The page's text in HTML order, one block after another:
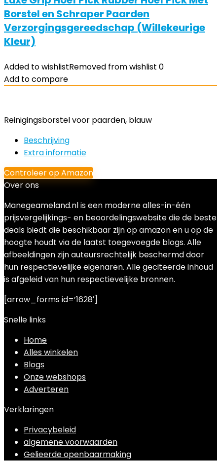
Borstel en Schraper Paarden
Verzorgingsgereedschap (Willekeurige
Kleur)
Added to wishlistRemoved from wishlist 0
Add to compare
Reinigingsborstel voor paarden, blauw
Beschrijving
Extra informatie
Controleer op Amazon
Over ons
Manegeameland.nl is een moderne alles-in-één
prijsvergelijkings- en beoordelingswebsite die de beste
deals biedt die beschikbaar zijn op amazon en u op de
hoogte houdt via de laatst toegevoegde blogs. Alle
afbeeldingen zijn auteursrechtelijk beschermd door
hun respectievelijke eigenaren. Alle geciteerde inhoud
is afgeleid van hun respectievelijke bronnen.
[arrow_forms id=’1628′]
Snelle links
Home
Alles winkelen
Blogs
Onze webshops
Adverteren
Verklaringen
Privacybeleid
algemene voorwaarden
Gelieerde openbaarmaking